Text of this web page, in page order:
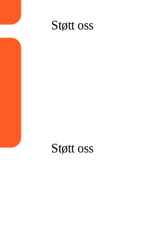
Støtt oss
Støtt oss